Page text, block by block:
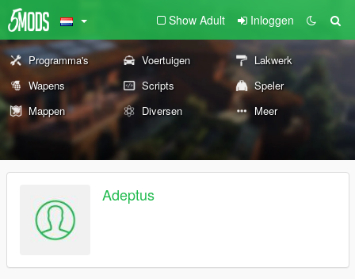
Show Adult Inloggen
Programma's Voertuigen
Lakwerk
Wapens
Scripts
Speler
Mappen
Diversen Meer
Adeptus